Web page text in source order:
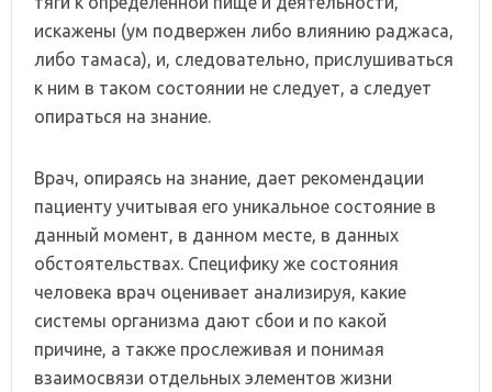
искажены (ум подвержен либо влиянию раджаса,
либо тамаса), и, следовательно, прислушиваться
к ним в таком состоянии не следует, а следует
опираться на знание.
Врач, опираясь на знание, дает рекомендации
пациенту учитывая его уникальное состояние в
данный момент, в данном месте, в данных
обстоятельствах. Специфику же состояния
человека врач оценивает анализируя, какие
системы организма дают сбои и по какой
причине, а также прослеживая и понимая
взаимосвязи отдельных элементов жизни